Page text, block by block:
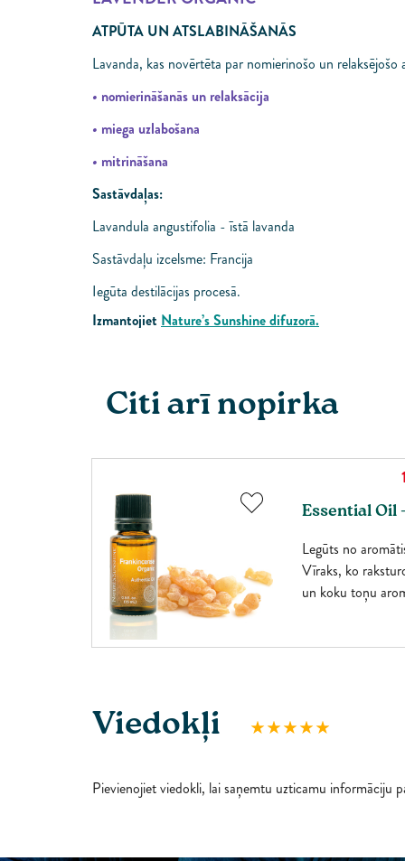
ATPŪTA UN ATSLABINĀŠANĀS
Lavanda, kas novērtēta par nomierinošo un
• nomierināšanās un relaksācija
• miega uzlabošana
• mitrināšana
Sastāvdaļas:
Lavandula angustifolia - īstā lavanda
Sastāvdaļu izcelsme: Francija
Iegūta destilācijas procesā.
Izmantojiet Nature’s Sunshine difuzorā.
Citi arī nopirka
Essential Oil
Legūts no
Vīraks, ko
un koku toņu
Viedokļi
Pievienojiet viedokli, lai saņemtu uzticamu informāciju